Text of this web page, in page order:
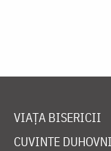
VIAȚA BISERICII
CUVINTE